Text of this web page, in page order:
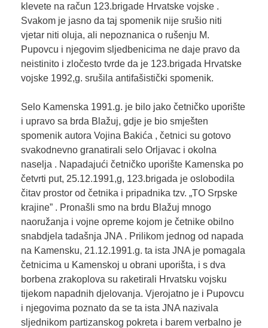
klevete na račun 123.brigade Hrvatske vojske .
Svakom je jasno da taj spomenik nije srušio niti
vjetar niti oluja, ali nepoznanica o rušenju M.
Pupovcu i njegovim sljedbenicima ne daje pravo da
neistinito i zločesto tvrde da je 123.brigada Hrvatske
vojske 1992,g. srušila antifašistički spomenik.
Selo Kamenska 1991.g. je bilo jako četničko uporište
i upravo sa brda Blažuj, gdje je bio smješten
spomenik autora Vojina Bakića , četnici su gotovo
svakodnevno granatirali selo Orljavac i okolna
naselja . Napadajući četničko uporište Kamenska po
četvrti put, 25.12.1991,g, 123.brigada je oslobodila
čitav prostor od četnika i pripadnika tzv. „TO Srpske
krajine” . Pronašli smo na brdu Blažuj mnogo
naoružanja i vojne opreme kojom je četnike obilno
snabdjela tadašnja JNA . Prilikom jednog od napada
na Kamensku, 21.12.1991.g. ta ista JNA je pomagala
četnicima u Kamenskoj u obrani uporišta, i s dva
borbena zrakoplova su raketirali Hrvatsku vojsku
tijekom napadnih djelovanja. Vjerojatno je i Pupovcu
i njegovima poznato da se ta ista JNA nazivala
sljednikom partizanskog pokreta i barem verbalno je